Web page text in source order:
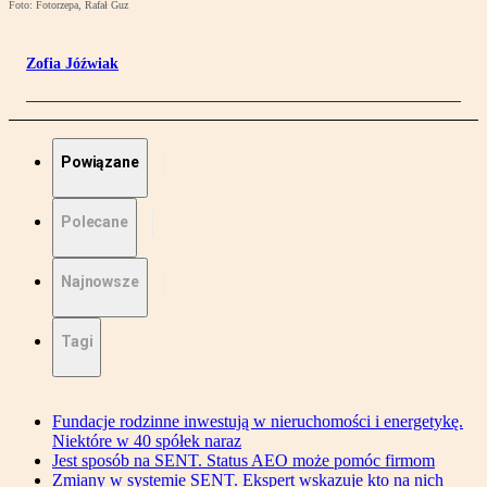
Foto: Fotorzepa, Rafał Guz
Zofia Jóźwiak
Powiązane
Polecane
Najnowsze
Tagi
Fundacje rodzinne inwestują w nieruchomości i energetykę.
Niektóre w 40 spółek naraz
Jest sposób na SENT. Status AEO może pomóc firmom
Zmiany w systemie SENT. Ekspert wskazuje kto na nich